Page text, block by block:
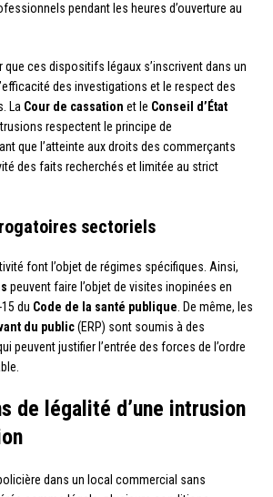
pendant les heures d’ouverture au
que ces dispositifs légaux s’inscrivent dans un
des investigations et le respect des
La Cour de cassation et le Conseil d’État
respectent le principe de
que l’atteinte aux droits des commerçants
des faits recherchés et limitée au strict
sectoriels
font l’objet de régimes spécifiques. Ainsi,
peuvent faire l’objet de visites inopinées en
du Code de la santé publique. De même, les
du public(ERP) sont soumis à des
peuvent justifier l’entrée des forces de l’ordre
de légalité d’une intrusion
dans un local commercial sans